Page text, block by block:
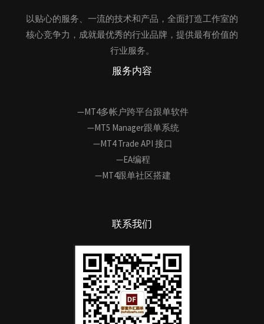
以贴心的服务、一流的技术和产品，全面打造工作室的
核心竞争力，成就最优秀的行业品牌，提供最有价值的
行业服务。
服务内容
—MT4多帐户跨平台跟单软件
—MT5 Manager跟单系统
—MT4 Trade API 接口
—EA编程
—MT4跟单社区搭建
联系我们